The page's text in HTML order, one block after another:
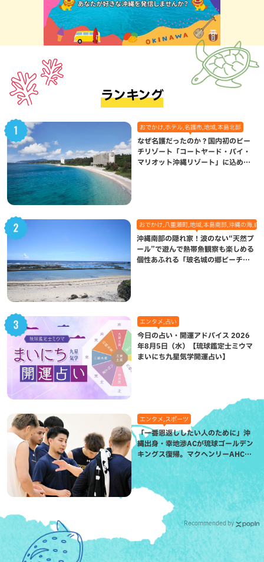
ランキング
おでかけ,ホテル,名護市,地域,本島北部
なぜ名護だったのか？国内初のビー
チリゾート「コートヤード・バイ・
マリオット沖縄リゾート」に込めら
おでかけ,八重瀬町,地域,本島南部,沖縄の海,自
沖縄南部の隠れ家！波のない“天然プ
ール”で遊んで熱帯魚観察も楽しめる
個性あふれる「玻名城の郷ビーチ」
エンタメ,占い
今日の占い・開運アドバイス 2026
年8月5日（水）【琉球鑑定士ミウマ
まいにち九星気学開運占い】
エンタメ,スポーツ
「一番恩返ししたい人のために」沖
縄出身・幸地渉ACが琉球ゴールデン
キングス復帰。マクヘンリーAHCに
信頼を寄せる理由
Recommended by